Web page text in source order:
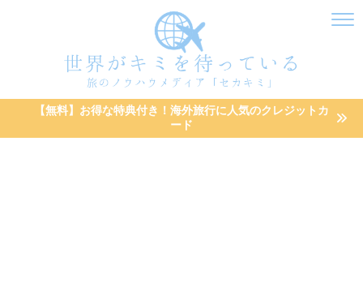
【無料】お得な特典付き！海外旅行に人気のクレジットカ
ード